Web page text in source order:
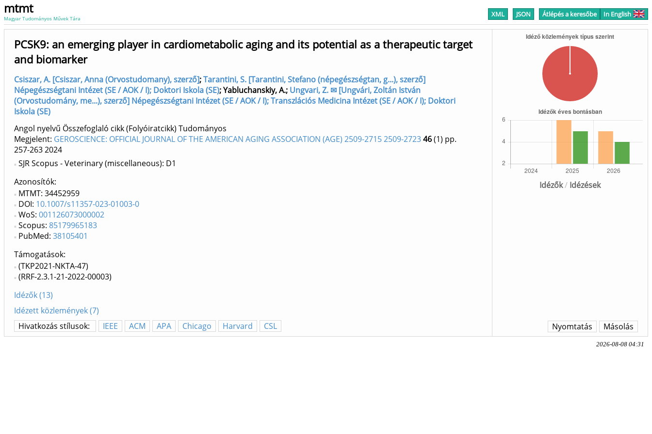
mtmt
Magyar Tudományos Művek Tára XML JSON Átlépés a keresőbe In English
Idézők/ Idézések
PCSK9: an emerging player in cardiometabolic aging and its potential as a therapeutic target
and biomarker
Csiszar, A. [Csiszar, Anna (Orvostudomany), szerző];Tarantini, S. [Tarantini, Stefano (népegészségtan, g...), szerző]
Népegészségtani Intézet (SE / AOK / I); Doktori Iskola (SE);Yabluchanskiy, A.; Ungvari, Z. ✉ [Ungvári, Zoltán István
(Orvostudomány, me...), szerző] Népegészségtani Intézet (SE / AOK / I); Transzlációs Medicina Intézet (SE / AOK / I); Doktori
Iskola (SE)
Angol nyelvű Összefoglaló cikk (Folyóiratcikk) Tudományos
Megjelent: GEROSCIENCE: OFFICIAL JOURNAL OF THE AMERICAN AGING ASSOCIATION (AGE) 2509-2715 2509-272346(1) pp.
257-2632024
SJR Scopus - Veterinary (miscellaneous): D1
Azonosítók
MTMT: 34452959
DOI: 10.1007/s11357-023-01003-0
WoS: 001126073000002
Scopus: 85179965183
PubMed: 38105401
Támogatások:
(TKP2021-NKTA-47)
(RRF-2.3.1-21-2022-00003)
Idézők (13)
Idézett közlemények (7)
Hivatkozás stílusok:
IEEE ACM APA Chicago Harvard CSL Másolás
Nyomtatás
2026-08-08 04:31